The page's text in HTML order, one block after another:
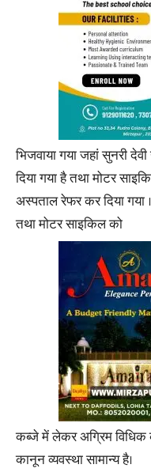
भिजवाया गया जहां सुनरी
दिया गया है तथा मोटर
अस्पताल रेफर कर दिया गया
तथा मोटर साइकिल को
कब्जे में लेकर अग्रिम विधिक
कानून व्यवस्था सामान्य है।